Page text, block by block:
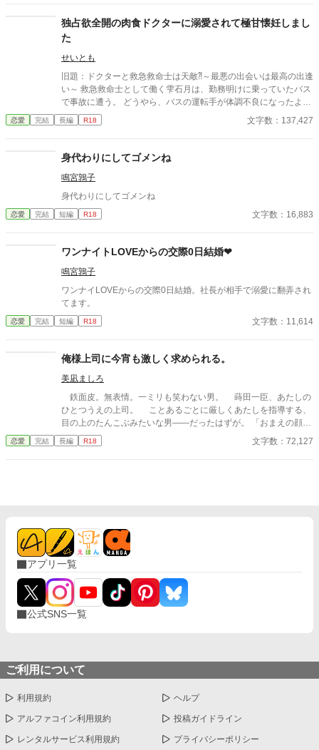
る日々を送るハメになる。おまけに関わらないように距離を置い
て接していたのに例の許婚――佐伯彰人――がどういうわけか愛
美に大接近。４番目の許婚候補だってバレた！？ それとも―
―？ ラブコメです。――――アルファポリス様より書籍化され
ました。本編削除済みです。
独占欲全開の肉食ドクターに溺愛されて極甘懐妊しまし
た
せいとも
旧題：ドクターと救急救命士は天敵⁈～最悪の出会いは最高の出逢
い～ 救急救命士として働く雫石月は、勤務明けに乗っていたバス
で事故に遭う。 どうやら、バスの運転手が体調不良になったよう
だ。 乗客にAEDを探してきてもらうように頼み、救助活動をして
いるとボサボサ頭のマスク姿の男がAEDを持ってバスに乗り込ん
とを『チビ団子』と呼んだのだ。 医療従事者と思われるボサボサ
マスク男は運転手の処置をして、月が文句を言う間もなく、救急
車に同乗して去ってしまった。 最悪の出会いをし、二度と会いた
くない相手の正体は⁇ 作品はフィクションです。 本来の仕事内容
恋愛 完結 長編 R18 文字数：137,427
身代わりにしてゴメンね
鳴宮鶉子
身代わりにしてゴメンね
恋愛 完結 短編 R18 文字数：16,883
ワンナイトLOVEからの交際0日結婚❤︎
鳴宮鶉子
ワンナイLOVEからの交際0日結婚。社長が相手で溺愛に翻弄され
てます。
恋愛 完結 短編 R18 文字数：11,614
俺様上司に今宵も激しく求められる。
美凪ましろ
鉄面皮。無表情。一ミリも笑わない男。 蒔田一臣、あたしの
ひとつうえの上司。 ことあるごとに厳しくあたしを指導する、
目の上のたんこぶみたいな男――だったはずが。 「おまえの顔、
えっろい」 神様仏様どうしてあたしはこの男に今宵も激しく愛
しこまれているのでしょう。 ――2000年代初頭、IT系企業で懸
恋愛 完結 長編 R18 文字数：72,127
アプリ一覧
公式SNS一覧
ご利用について
利用規約 ヘルプ
アルファコイン利用規約 投稿ガイドライン
レンタルサービス利用規約 プライバシーポリシー